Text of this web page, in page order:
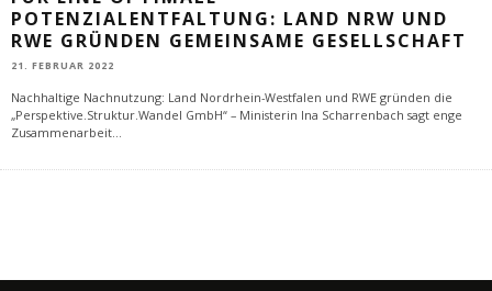
POTENZIALENTFALTUNG: LAND NRW UND
RWE GRÜNDEN GEMEINSAME GESELLSCHAFT
21. FEBRUAR 2022
Nachhaltige Nachnutzung: Land Nordrhein-Westfalen und RWE gründen die
„Perspektive.Struktur.Wandel GmbH“ – Ministerin Ina Scharrenbach sagt enge
Zusammenarbeit...